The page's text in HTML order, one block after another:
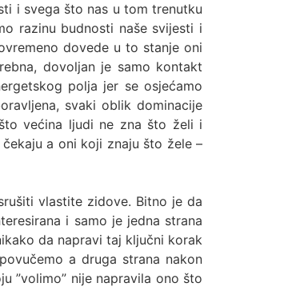
i svega što nas u tom trenutku
razinu budnosti naše svijesti i
dovede u to stanje oni
dovoljan je samo kontakt
polja jer se osjećamo
svaki oblik dominacije
većina ljudi ne zna što želi i
a oni koji znaju što žele –
vlastite zidove. Bitno je da
i samo je jedna strana
da napravi taj ključni korak
a druga strana nakon
”volimo” nije napravila ono što